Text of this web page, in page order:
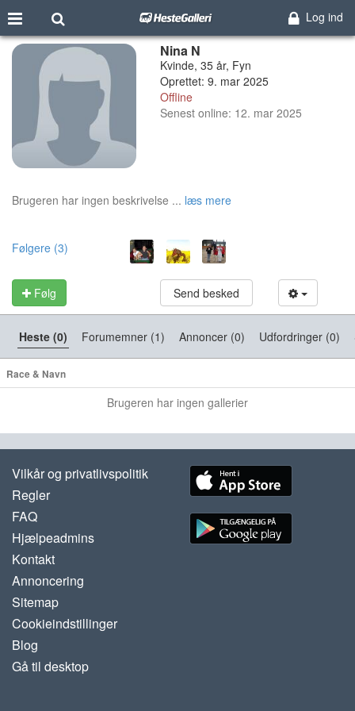
Log ind
Nina N
Kvinde, 35 år, Fyn
Oprettet: 9. mar 2025
Offline
Senest online: 12. mar 2025
Brugeren har ingen beskrivelse ... læs mere
Følgere (3)
Følg Send besked
Heste (0) Forumemner (1) Annoncer (0) Udfordringer (0)
Race & Navn
Brugeren har ingen gallerier
Vilkår og privatlivspolitik
Regler
FAQ
Hjælpeadmins
Kontakt
Annoncering
Sitemap
Cookieindstillinger
Blog
Gå til desktop